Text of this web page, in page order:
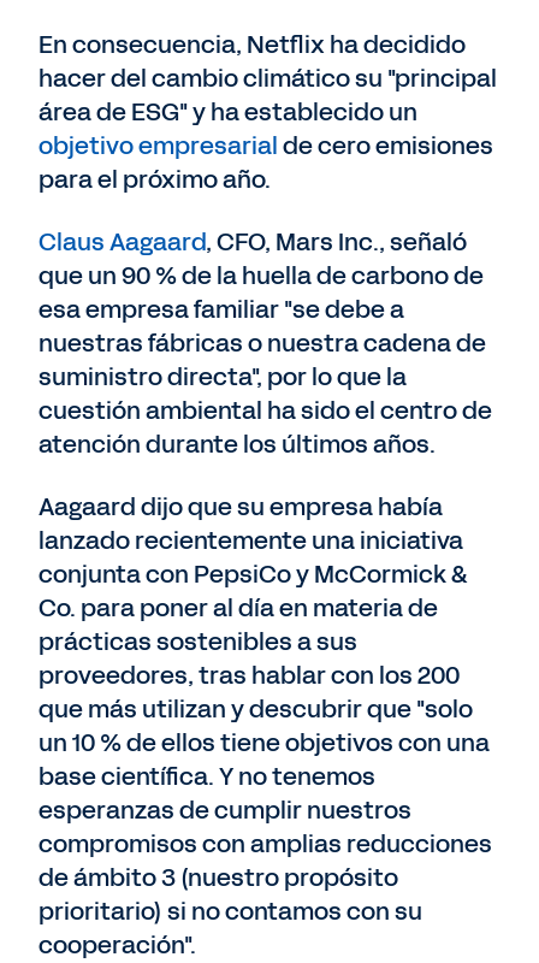
En consecuencia, Netflix ha decidido
hacer del cambio climático su "principal
área de ESG" y ha establecido un
objetivo empresarialde cero emisiones
para el próximo año.
Claus Aagaard, CFO, Mars Inc., señaló
que un 90 % de la huella de carbono de
esa empresa familiar "se debe a
nuestras fábricas o nuestra cadena de
suministro directa", por lo que la
cuestión ambiental ha sido el centro de
atención durante los últimos años.
Aagaard dijo que su empresa había
lanzado recientemente una iniciativa
conjunta con PepsiCo y McCormick &
Co. para poner al día en materia de
prácticas sostenibles a sus
proveedores, tras hablar con los 200
que más utilizan y descubrir que "solo
un 10 % de ellos tiene objetivos con una
base científica. Y no tenemos
esperanzas de cumplir nuestros
compromisos con amplias reducciones
de ámbito 3 (nuestro propósito
prioritario) si no contamos con su
cooperación".